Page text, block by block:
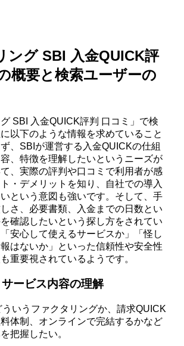
ング SBI 入金QUICK評
概要と検索ユーザーの
グ SBI 入金QUICK評判 口コミ」で検
以下のような情報を求めていること
、SBIが運営する入金QUICKの仕組
、特徴を理解したいというニーズが
、実際の評判や口コミで利用者が感
・デメリットを知り、自社での導入
という意図も強いです。そして、手
さ、必要書類、入金までの日数とい
確認したいという探し方をされてい
安心して使えるサービスか」「怪し
はないか」といった信頼性や安全性
重要視されているようです。
ービス内容の理解
ういうファクタリングか、請求QUICK
体制、オンラインで完結するかなど
把握したい。